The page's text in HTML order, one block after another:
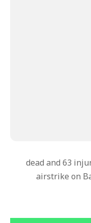
15 dead and 63
airstrike on